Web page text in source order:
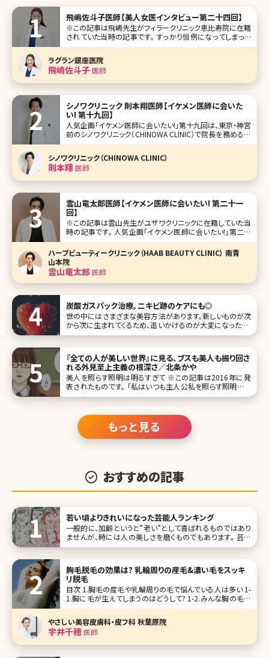
飛嶋佐斗子医師【美人女医インタビュー第二十四回】
※この記事は飛嶋先生がフィラークリニック恵比寿院に在籍
されていた当時の記事です。 すっかり恒例になってしまった
美人女医インタビュー、今回は東京・恵比寿にあるフィラーク
リニック恵比寿院院長の飛嶋佐斗子先生です。女医の魁（さ
きがけ）とも言える飛島先生は、目元の二重術を始め、輪郭
の骨切り、フェイスリフト
ラグラン銀座医院
飛嶋佐斗子医師
シノワクリニック 則本翔医師【イケメン医師に会いた
い! 第十九回】
人気企画「イケメン医師に会いたい!」第十九回は、東京・神宮
前のシノワクリニック（CHINOWA CLINIC）で院長を務める則
本翔（のりもとしょう）先生です。 渋谷と原宿の中心に位置
し、東京のカルチャーが息づく神宮前エリア。この地に、SNS
でも多くの注目を集める則本先生が、上質で落ち着いた空
シノワクリニック（CHINOWA CLINIC）
則本翔 医師
雲山竜太郎医師【イケメン医師に会いたい! 第二十一
回】
※この記事は雲山先生がユザワクリニックに在籍していた当
時の記事です。 人気企画「イケメン医師に会いたい!」第二十
一回は、東京・新宿にあるユザワクリニック（yuzawa clinic）
の雲山竜太郎（くもやまりゅうたろう）先生です。 湯澤勇典院
長先生が開院した同院は、目元整形と小顔整形がメイン
ハーブビューティークリニック（HAAB BEAUTY CLINIC） 南青
山本院
雲山竜太郎 医師
炭酸ガスパック治療。ニキビ跡のケアにも◎
世の中にはさまざまな美容方法があります。新しいものが次
から次に生まれてくるため、追いかけるのが大変になったり、
どんなものが本当に効果があるのかわからなくなってきたり
上げます。その効果はニキビ跡を始め、美肌やアンチエイジ
ングのためのさまざま
『全ての人が美しい世界』に見る、ブスも美人も振り回さ
れる外見至上主義の根深さ／北条かや
美人を照らす照明は明るすぎて ※この記事は2016年に発
表されたものです。 「私はいつも主人公私を照らす照明はい
つも明るくて眩しい照明が当たらない場所のことは知らなか
もっと見る
おすすめの記事
若い頃よりきれいになった芸能人ランキング
一般的に、加齢というと”老い”として喜ばれるものではあり
ませんが、時には人の美しさを磨くものでもあります。 芸能
界には、長らく活動されている方もいるので、そんな加齢によ
り美人になった、きれいになった」とされる人たちを、ランキン
グTOP10にし
胸毛脱毛の効果は? 乳輪周りの産毛&濃い毛をスッキ
リ脱毛
目次 1.胸毛の産毛や乳輪周りの毛で悩んでいる人は多い 1-
1.胸に毛が生えてしまうのはどうして? 1-2.みんな胸の毛は
どう処理してる? 1-2-1.除毛クリーム 1-2-2.脱毛テープ 1-2-
3.カミソリ 1-2-4.毛抜き 1-3.自己処理はリスクが高い 1-4.ト
ラブ
やさしい美容皮膚科・皮フ科 秋葉原院
宇井千穂 医師